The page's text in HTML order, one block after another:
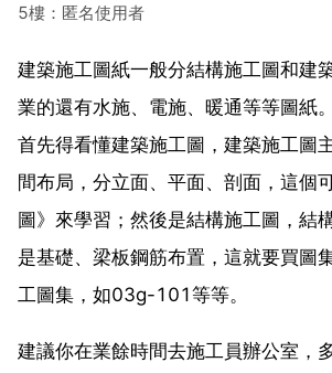
5樓：匿名使用者
建築施工圖紙一般分結構施工圖和建
業的還有水施、電施、暖通等等圖紙
首先得看懂建築施工圖，建築施工圖
間布局，分立面、平面、剖面，這個
圖》來學習；然後是結構施工圖，結
是基礎、梁板鋼筋布置，這就要買圖
工圖集，如03g-101等等。
建議你在業餘時間去施工員辦公室，